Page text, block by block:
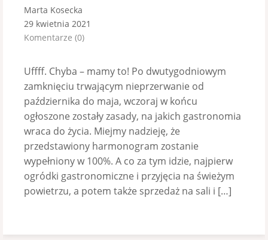
Marta Kosecka
29 kwietnia 2021
Komentarze (0)
Uffff. Chyba – mamy to! Po dwutygodniowym
zamknięciu trwającym nieprzerwanie od
października do maja, wczoraj w końcu
ogłoszone zostały zasady, na jakich gastronomia
wraca do życia. Miejmy nadzieję, że
przedstawiony harmonogram zostanie
wypełniony w 100%. A co za tym idzie, najpierw
ogródki gastronomiczne i przyjęcia na świeżym
powietrzu, a potem także sprzedaż na sali i […]